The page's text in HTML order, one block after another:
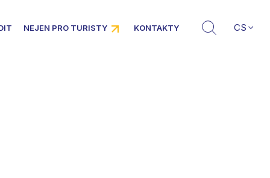
NEJEN PRO TURISTY KONTAKTY CS